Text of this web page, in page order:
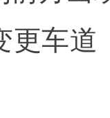
更车